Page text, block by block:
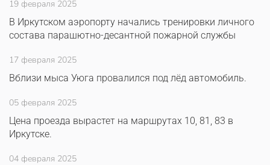
19 февраля 2025
В Иркутском аэропорту начались тренировки личного
состава парашютно-десантной пожарной службы
17 февраля 2025
Вблизи мыса Уюга провалился под лёд автомобиль.
05 февраля 2025
Цена проезда вырастет на маршрутах 10, 81, 83 в
Иркутске.
04 февраля 2025